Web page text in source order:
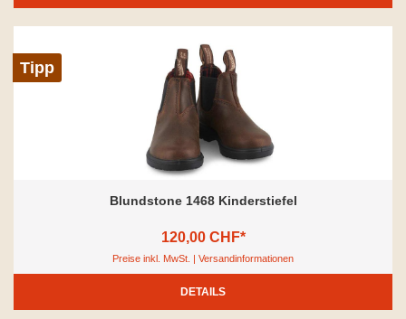
Tipp
Blundstone 1468 Kinderstiefel
120,00 CHF*
Preise inkl. MwSt. | Versandinformationen
DETAILS